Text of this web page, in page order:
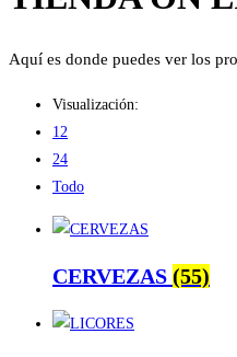
Aquí es donde puedes ver los
Visualización:
12
24
Todo
CERVEZAS (55)